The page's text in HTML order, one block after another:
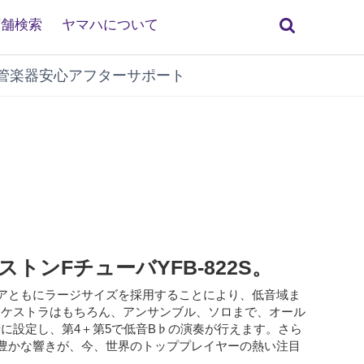
検索 ヤマハについて
楽器安心アフターサポート
ンFチューバYFB-822S。
もにラージサイズを採用することにより、低音域ま
ストラはもちろん、アンサンブル、ソロまで、オール
設定し、第4＋第5で低音B♭の演奏が行えます。さら
な響きが、今、世界のトッププレイヤーの熱い注目